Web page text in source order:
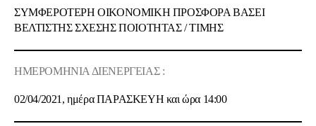
ΣΥΜΦΕΡΟΤΕΡΗ ΟΙΚΟΝΟΜΙΚΗ ΠΡΟΣΦΟΡΑ ΒΑΣΕΙ
ΒΕΛΤΙΣΤΗΣ ΣΧΕΣΗΣ ΠΟΙOΤΗΤΑΣ / ΤΙΜΗΣ
ΗΜΕΡΟΜΗΝΙΑ ΔΙΕΝΕΡΓΕΙΑΣ :
02/04/2021 , ημέραΠΑΡΑΣΚΕΥΗ και ώρα 14:00